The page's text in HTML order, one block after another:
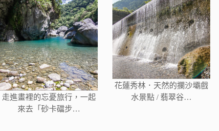
走進畫裡的忘憂旅行，一起
來去「砂卡礑步…
花蓮秀林．天然的攔沙壩戲
水景點 / 翡翠谷…